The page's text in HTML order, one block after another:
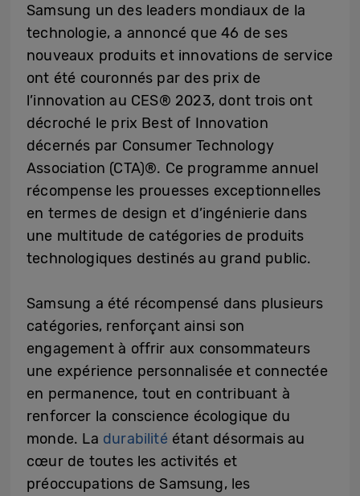
Samsung un des leaders mondiaux de la
technologie, a annoncé que 46 de ses
nouveaux produits et innovations de service
ont été couronnés par des prix de
l’innovation au CES® 2023, dont trois ont
décroché le prix Best of Innovation
décernés par Consumer Technology
Association (CTA)®. Ce programme annuel
récompense les prouesses exceptionnelles
en termes de design et d’ingénierie dans
une multitude de catégories de produits
technologiques destinés au grand public.
Samsung a été récompensé dans plusieurs
catégories, renforçant ainsi son
engagement à offrir aux consommateurs
une expérience personnalisée et connectée
en permanence, tout en contribuant à
renforcer la conscience écologique du
monde. La durabilité étant désormais au
cœur de toutes les activités et
préoccupations de Samsung, les